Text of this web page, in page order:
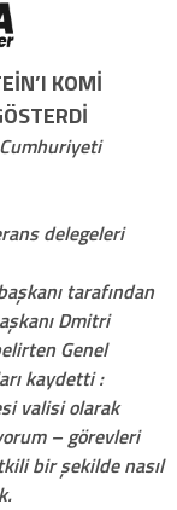
KOMI
delegeleri
tarafından
Dmitri
Genel
kaydetti :
valisi olarak
– görevleri
bir şekilde nasıl